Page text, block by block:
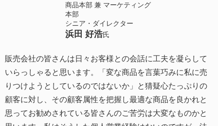
商品本部 兼 マーケティング
本部
シニア・ダイレクター
浜田 好浩氏
販売会社の皆さんは日々お客様との会話に工夫を凝らして
いらっしゃると思います。「変な商品を言葉巧みに私に売
りつけようとしているのではないか」と猜疑心たっぷりの
顧客に対し、その顧客属性を把握し最適な商品を良かれと
思ってお勧めされている皆さんのご苦労は大変なものかと